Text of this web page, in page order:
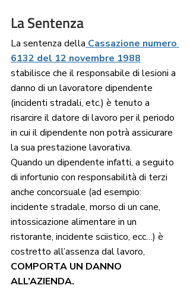
La Sentenza
La sentenza della Cassazione numero
6132 del 12 novembre 1988
stabilisce che il responsabile di lesioni a
danno di un lavoratore dipendente
(incidenti stradali, etc.) è tenuto a
risarcire il datore di lavoro per il periodo
in cui il dipendente non potrà assicurare
la sua prestazione lavorativa.
Quando un dipendente infatti, a seguito
di infortunio con responsabilità di terzi
anche concorsuale (ad esempio:
incidente stradale, morso di un cane,
intossicazione alimentare in un
ristorante, incidente sciistico, ecc…) è
costretto all’assenza dal lavoro,
COMPORTA UN DANNO
ALL’AZIENDA.